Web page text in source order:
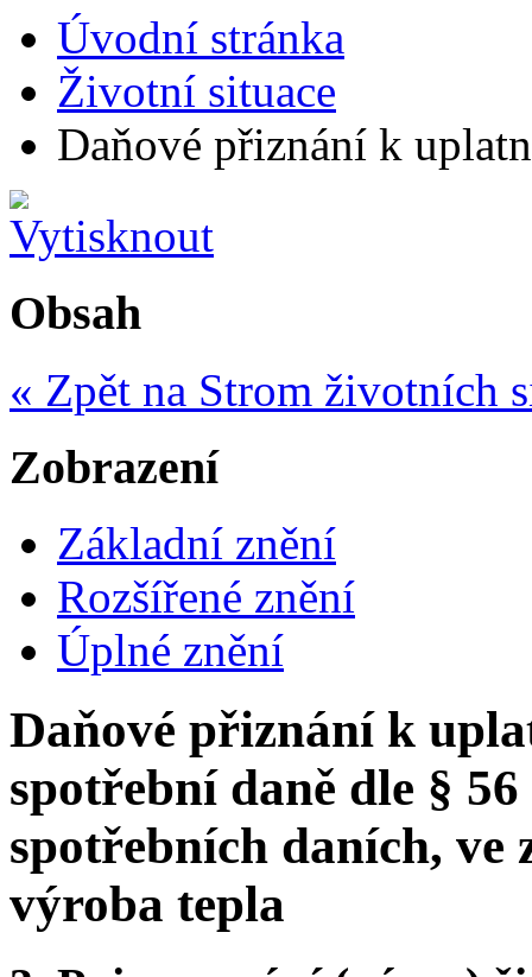
Úvodní stránka
Životní situace
Daňové přiznání k
Obsah
« Zpět na Strom životních
Zobrazení
Základní znění
Rozšířené znění
Úplné znění
Daňové přiznání k
spotřební daně dle §
spotřebních daních, ve
výroba tepla